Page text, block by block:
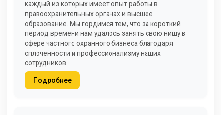
каждый из которых имеет опыт работы в
правоохранительных органах и высшее
образование. Мы гордимся тем, что за короткий
период времени нам удалось занять свою нишу в
сфере частного охранного бизнеса благодаря
сплоченности и профессионализму наших
сотрудников.
Подробнее